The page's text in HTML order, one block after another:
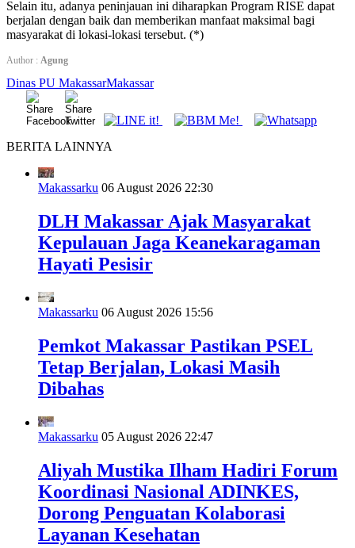
Selain itu, adanya peninjauan ini diharapkan Program RISE dapat
berjalan dengan baik dan memberikan manfaat maksimal bagi
masyarakat di lokasi-lokasi tersebut. (*)
Author : Agung
Dinas PU MakassarMakassar
BERITA LAINNYA
Makassarku 06 August 2026 22:30
DLH Makassar Ajak Masyarakat
Kepulauan Jaga Keanekaragaman
Hayati Pesisir
Makassarku 06 August 2026 15:56
Pemkot Makassar Pastikan PSEL
Tetap Berjalan, Lokasi Masih
Dibahas
Makassarku 05 August 2026 22:47
Aliyah Mustika Ilham Hadiri Forum
Koordinasi Nasional ADINKES,
Dorong Penguatan Kolaborasi
Layanan Kesehatan